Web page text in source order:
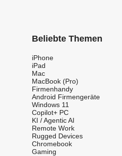
Beliebte Themen
iPhone
iPad
Mac
MacBook (Pro)
Firmenhandy
Android Firmengeräte
Windows 11
Copilot+ PC
KI / Agentic AI
Remote Work
Rugged Devices
Chromebook
Gaming